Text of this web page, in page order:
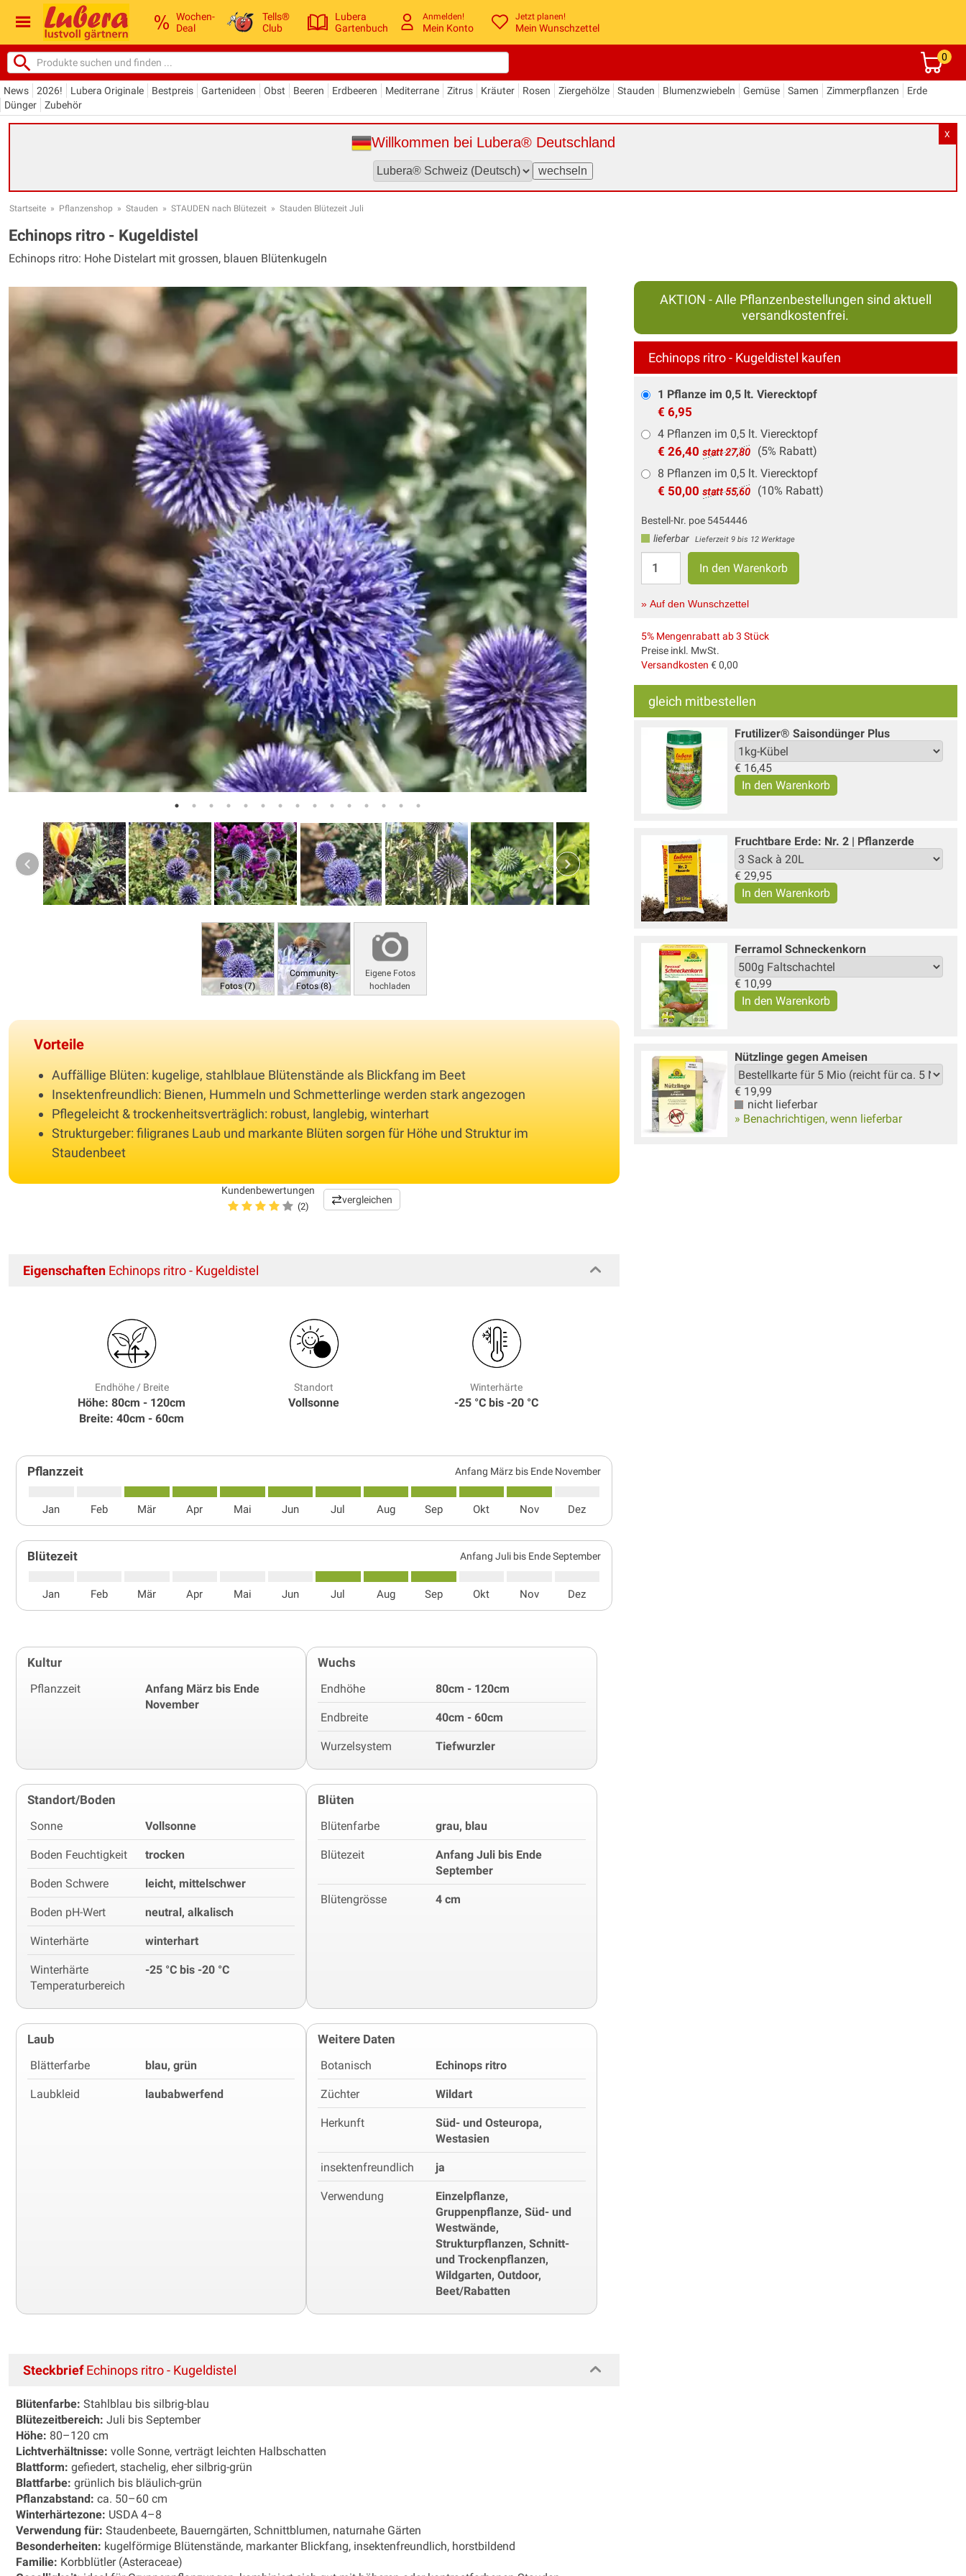
Wochen-
Deal
Tells®
Club
Lubera
Gartenbuch
Anmelden!
Mein Konto
Jetzt planen!
Mein Wunschzettel
0
News 2026! Lubera Originale Bestpreis Gartenideen Obst Beeren Erdbeeren Mediterrane Zitrus Kräuter Rosen Ziergehölze Stauden Blumenzwiebeln Gemüse Samen Zimmerpflanzen
Erde
Dünger
Zubehör
X
Willkommen bei Lubera® Deutschland
Startseite » Pflanzenshop » Stauden » STAUDEN nach Blütezeit » Stauden Blütezeit Juli
Echinops ritro - Kugeldistel
Echinops ritro: Hohe Distelart mit grossen, blauen Blütenkugeln
Fotos (7)
Community-
Fotos (8)
Eigene Fotos
hochladen
Vorteile
Auffällige Blüten: kugelige, stahlblaue Blütenstände als Blickfang im Beet
Insektenfreundlich: Bienen, Hummeln und Schmetterlinge werden stark angezogen
Pflegeleicht & trockenheitsverträglich: robust, langlebig, winterhart
Strukturgeber: filigranes Laub und markante Blüten sorgen für Höhe und Struktur im
Staudenbeet
Kundenbewertungen
(2)
vergleichen
AKTION - Alle Pflanzenbestellungen sind aktuell
versandkostenfrei.
Echinops ritro - Kugeldistel kaufen
1 Pflanze im 0,5 lt. Vierecktopf
€ 6,95
4 Pflanzen im 0,5 lt. Vierecktopf
€ 26,40 statt 27,80
(5% Rabatt)
8 Pflanzen im 0,5 lt. Vierecktopf
€ 50,00 statt 55,60 (10% Rabatt)
Bestell-Nr. poe 5454446
lieferbar
Lieferzeit 9 bis 12 Werktage
» Auf den Wunschzettel
5% Mengenrabatt ab 3 Stück
Preise inkl. MwSt.
Versandkosten € 0,00
gleich mitbestellen
Frutilizer® Saisondünger Plus
€ 16,45
Fruchtbare Erde: Nr. 2 | Pflanzerde
€ 29,95
Ferramol Schneckenkorn
€ 10,99
Nützlinge gegen Ameisen
€ 19,99
nicht lieferbar
» Benachrichtigen, wenn lieferbar
Eigenschaften Echinops ritro - Kugeldistel
Endhöhe / Breite
Höhe: 80cm - 120cm
Breite: 40cm - 60cm
Standort
Vollsonne
Winterhärte
-25 °C bis -20 °C
Pflanzzeit Anfang März bis Ende November
Jan Feb Mär Apr Mai Jun Jul Aug Sep Okt Nov Dez
Blütezeit Anfang Juli bis Ende September
Jan Feb Mär Apr Mai Jun Jul Aug Sep Okt Nov Dez
Kultur
Pflanzzeit
Anfang März bis Ende
November
Wuchs
Endhöhe 80cm - 120cm
Endbreite 40cm - 60cm
Wurzelsystem Tiefwurzler
Standort/Boden
Sonne Vollsonne
Boden Feuchtigkeit trocken
Boden Schwere leicht, mittelschwer
Boden pH-Wert neutral, alkalisch
Winterhärte winterhart
Winterhärte
Temperaturbereich
-25 °C bis -20 °C
Blüten
Blütenfarbe grau, blau
Blütezeit
Anfang Juli bis Ende
September
Blütengrösse 4 cm
Laub
Blätterfarbe blau, grün
Laubkleid laubabwerfend
Weitere Daten
Botanisch Echinops ritro
Züchter Wildart
Herkunft
Süd- und Osteuropa,
Westasien
insektenfreundlich ja
Verwendung
Einzelpflanze,
Gruppenpflanze, Süd- und
Westwände,
Strukturpflanzen, Schnitt-
und Trockenpflanzen,
Wildgarten, Outdoor,
Beet/Rabatten
SteckbriefEchinops ritro - Kugeldistel
Blütenfarbe: Stahlblau bis silbrig-blau
Blütezeitbereich: Juli bis September
Höhe: 80–120 cm
Lichtverhältnisse: volle Sonne, verträgt leichten Halbschatten
Blattform: gefiedert, stachelig, eher silbrig-grün
Blattfarbe: grünlich bis bläulich-grün
Pflanzabstand: ca. 50–60 cm
Winterhärtezone: USDA 4–8
Verwendung für: Staudenbeete, Bauerngärten, Schnittblumen, naturnahe Gärten
Besonderheiten: kugelförmige Blütenstände, markanter Blickfang, insektenfreundlich, horstbildend
Familie: Korbblütler (Asteraceae)